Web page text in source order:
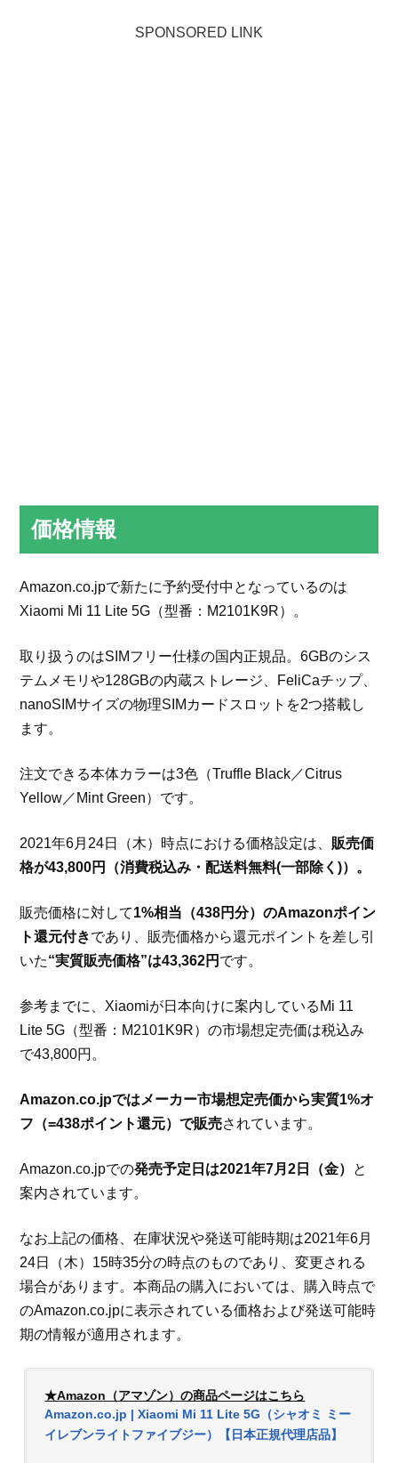
SPONSORED LINK
価格情報
Amazon.co.jpで新たに予約受付中となっているのは
Xiaomi Mi 11 Lite 5G（型番：M2101K9R）。
取り扱うのはSIMフリー仕様の国内正規品。6GBのシス
テムメモリや128GBの内蔵ストレージ、FeliCaチップ、
nanoSIMサイズの物理SIMカードスロットを2つ搭載し
ます。
注文できる本体カラーは3色（Truffle Black／Citrus
Yellow／Mint Green）です。
2021年6月24日（木）時点における価格設定は、 販売価
格が43,800円（消費税込み・配送料無料(一部除く)）。
販売価格に対して1%相当（438円分）のAmazonポイン
ト還元付きであり、販売価格から還元ポイントを差し引
いた“実質販売価格”は43,362円 です。
参考までに、Xiaomiが日本向けに案内しているMi 11
Lite 5G（型番：M2101K9R）の市場想定売価は税込み
で43,800円。
Amazon.co.jpではメーカー市場想定売価から実質1%オ
フ（=438ポイント還元）で販売されています。
Amazon.co.jpでの発売予定日は2021年7月2日（金） と
案内されています。
なお上記の価格、在庫状況や発送可能時期は2021年6月
24日（木）15時35分の時点のものであり、変更される
場合があります。本商品の購入においては、購入時点で
のAmazon.co.jpに表示されている価格および発送可能時
期の情報が適用されます。
★Amazon（アマゾン）の商品ページはこちら
Amazon.co.jp | Xiaomi Mi 11 Lite 5G（シャオミ ミー
イレブンライトファイブジー）【日本正規代理店品】